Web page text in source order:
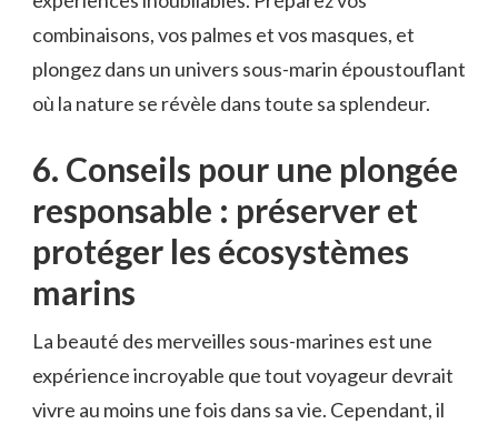
combinaisons, vos ​palmes ‌et vos masques, et
⁣plongez ⁢dans un univers sous-marin époustouflant
où la nature se révèle dans toute sa splendeur.
6. Conseils ​pour une plongée
‍responsable : ⁤préserver⁣ et
protéger les écosystèmes
marins
La⁣ beauté des merveilles⁤ sous-marines ‌est une
expérience incroyable que tout voyageur devrait
vivre au moins une⁢ fois​ dans sa vie. Cependant, il⁤